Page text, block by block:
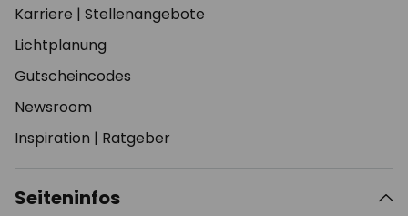
Karriere | Stellenangebote
Lichtplanung
Gutscheincodes
Newsroom
Inspiration | Ratgeber
Seiteninfos